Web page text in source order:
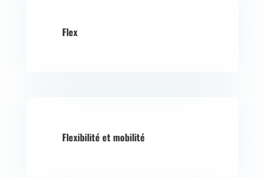
Flex
Flexibilité et mobilité